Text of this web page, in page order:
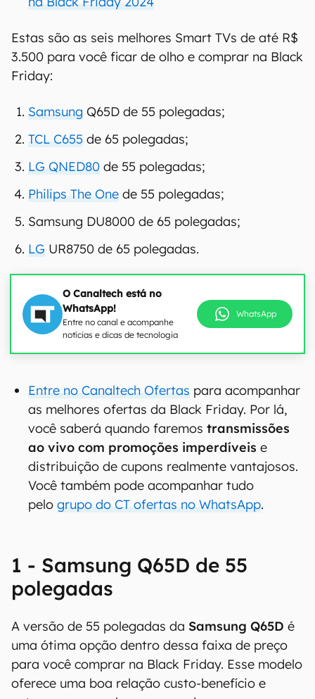
Estas são as seis melhores Smart TVs de até R$
3.500 para você ficar de olho e comprar na Black
Friday:
Samsung Q65D de 55 polegadas;
TCL C655 de 65 polegadas;
LG QNED80 de 55 polegadas;
Philips The One de 55 polegadas;
Samsung DU8000 de 65 polegadas;
LG UR8750 de 65 polegadas.
O Canaltech está no
WhatsApp!
Entre no canal e acompanhe
notícias e dicas de tecnologia
WhatsApp
Entre no Canaltech Ofertas para acompanhar
as melhores ofertas da Black Friday. Por lá,
você saberá quando faremos transmissões
ao vivo com promoções imperdíveis e
distribuição de cupons realmente vantajosos.
Você também pode acompanhar tudo
pelo grupo do CT ofertas no WhatsApp.
1 - Samsung Q65D de 55
polegadas
A versão de 55 polegadas da Samsung Q65D é
uma ótima opção dentro dessa faixa de preço
para você comprar na Black Friday. Esse modelo
oferece uma boa relação custo-benefício e